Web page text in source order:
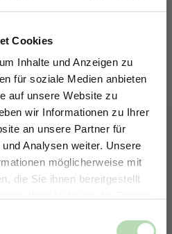
Cookies
Inhalte und Anzeigen zu
für soziale Medien anbieten
auf unsere Website zu
wir Informationen zu Ihrer
an unsere Partner für
Analysen weiter. Unsere
möglicherweise mit
die Sie ihnen bereitgestellt
deine
RABATT AUF